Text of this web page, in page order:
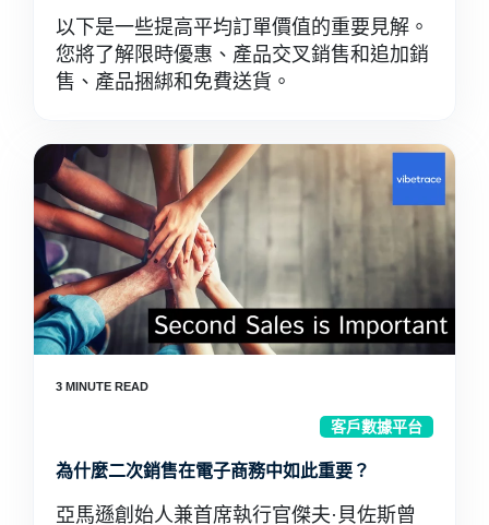
以下是一些提高平均訂單價值的重要見解。
您將了解限時優惠、產品交叉銷售和追加銷
售、產品捆綁和免費送貨。
客戶數據平台
為什麼二次銷售在電子商務中如此重要？
亞馬遜創始人兼首席執行官傑夫·貝佐斯曾